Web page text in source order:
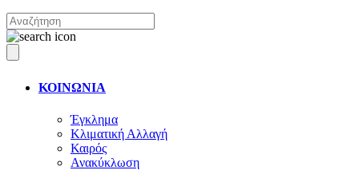
ΚΟΙΝΩΝΙΑ
Έγκλημα
Κλιματική Αλλαγή
Καιρός
Ανακύκλωση